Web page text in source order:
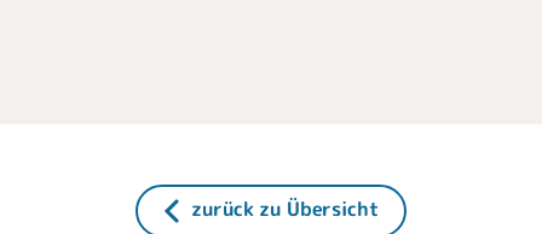
zurück zu Übersicht